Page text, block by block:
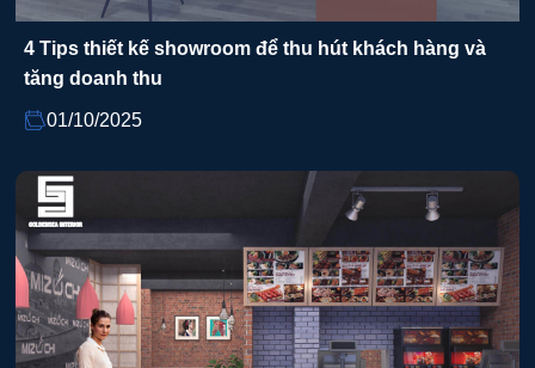
4 Tips thiết kế showroom để thu hút khách hàng và
tăng doanh thu
01/10/2025